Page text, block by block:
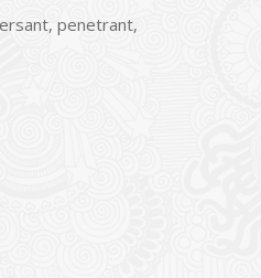
penetrant,